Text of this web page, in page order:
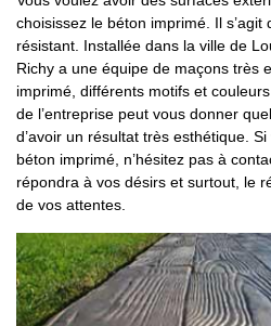
choisissez le béton imprimé. Il s’agit
résistant. Installée dans la ville de
Richy a une équipe de maçons très
imprimé, différents motifs et
de l’entreprise peut vous donner
d’avoir un résultat très esthétique.
béton imprimé, n’hésitez pas à
répondra à vos désirs et surtout, le
de vos attentes.